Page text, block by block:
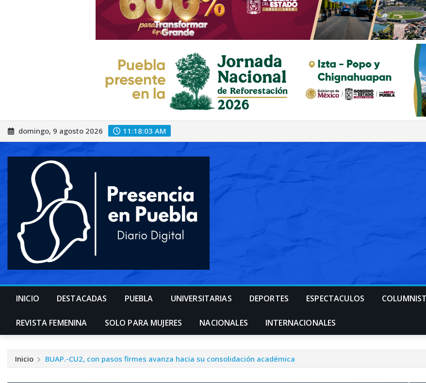
Saltar
al
domingo, 9 agosto 2026 11:18:05 AM
INICIO DESTACADAS PUEBLA UNIVERSITARIAS DEPORTES ESPECTACULOS
REVISTA FEMENINA SOLO PARA MUJERES NACIONALES INTERNACIONALES
Inicio BUAP.-CU2, con pasos firmes avanza hacia su consolidación académica